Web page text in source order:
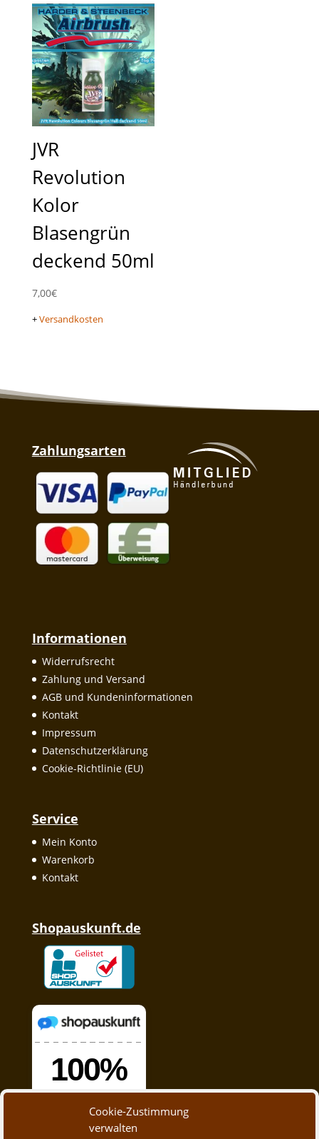
Cookie-Zustimmung
verwalten
JVR
Revolution
Kolor
Blasengrün
deckend 50ml
7,00€
+Versandkosten
Zahlungsarten
Informationen
Widerrufsrecht
Zahlung und Versand
AGB und Kundeninformationen
Kontakt
Impressum
Datenschutzerklärung
Cookie-Richtlinie (EU)
Service
Mein Konto
Warenkorb
Kontakt
Shopauskunft.de